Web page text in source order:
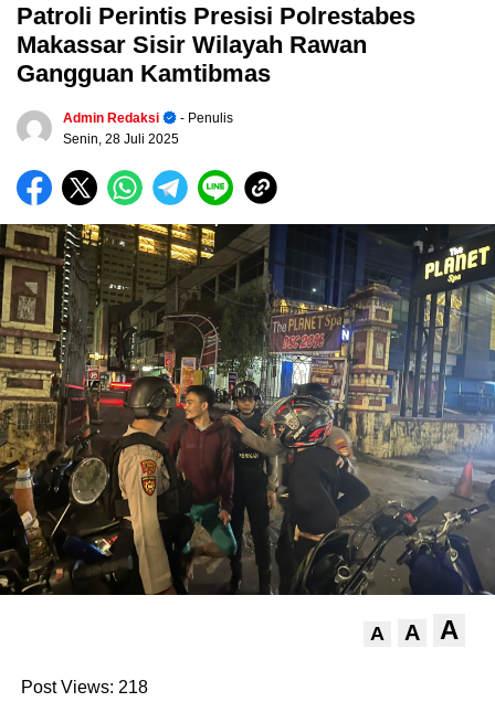
Patroli Perintis Presisi Polrestabes
Makassar Sisir Wilayah Rawan
Gangguan Kamtibmas
Admin Redaksi
- Penulis
Senin, 28 Juli 2025
A A A
Post Views: 218